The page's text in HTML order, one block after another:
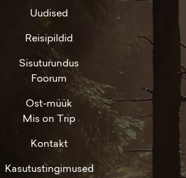
Uudised
Reisipildid
Sisuturundus
Foorum
Ost-müük
Mis on Trip
Kontakt
Kasutustingimused